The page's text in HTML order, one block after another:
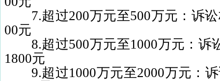
7.超过200万元至500万元：诉
00元
8.超过500万元至1000万元：诉
1800元
9.超过1000万元至2000万元：